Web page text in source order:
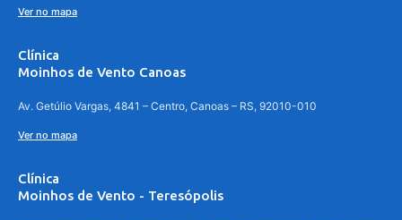
Ver no mapa
Clínica
Moinhos de Vento Canoas
Av. Getúlio Vargas, 4841 – Centro, Canoas – RS, 92010-010
Ver no mapa
Clínica
Moinhos de Vento - Teresópolis